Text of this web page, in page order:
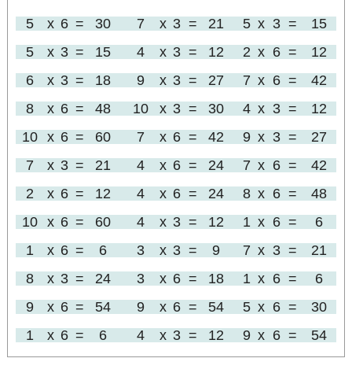
5 x 6 = 30 7 x 3 = 21 5 x 3 =
15
5
x 3 = 15 4 x 3 = 12 2 x 6 =
12
6
x 3 = 18 9 x 3 = 27 7 x 6 =
42
8
x 6 = 48 10 x 3 = 30 4 x 3 =
12
10
x 6 = 60 7 x 6 = 42 9 x 3 =
27
7
x 3 = 21 4 x 6 = 24 7 x 6 =
42
2
x 6 = 12 4 x 6 = 24 8 x 6 =
48
10
x 6 = 60 4 x 3 = 12 1 x 6 =
6
1
x 6 = 6 3 x 3 = 9 7 x 3 =
21
8
x 3 = 24 3 x 6 = 18 1 x 6 =
6
9
x 6 = 54 9 x 6 = 54 5 x 6 =
30
1
x 6 = 6 4 x 3 = 12 9 x 6 = 54